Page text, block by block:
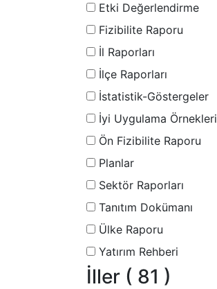
Etki Değerlendirme
Fizibilite Raporu
İl Raporları
İlçe Raporları
İstatistik-Göstergeler
İyi Uygulama Örnekleri
Ön Fizibilite Raporu
Planlar
Sektör Raporları
Tanıtım Dokümanı
Ülke Raporu
Yatırım Rehberi
İller ( 81 )